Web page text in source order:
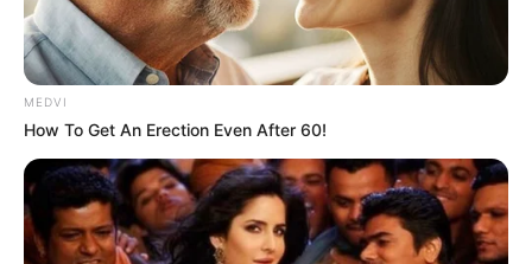
Επιμέλεια
Λαμπρινή Ντίμερη
Δημοσίευση
03/02/2025, 10:40 · 10:40 ΠΜ
Τελευταία ενημέρωση
MEDVI
How To Get An Erection Even After 60!